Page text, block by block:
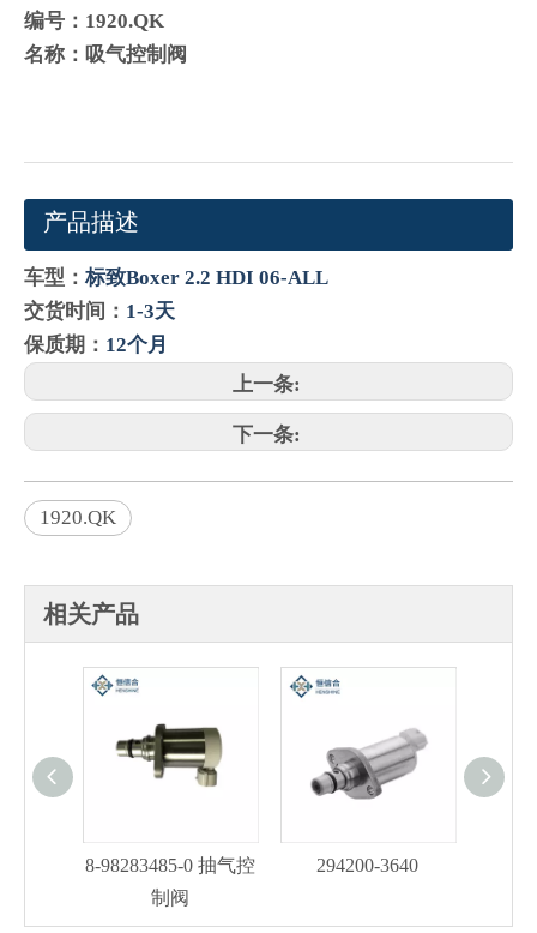
编号：1920.QK
名称：吸气控制阀
产品描述
车型： 标致Boxer 2.2 HDI 06-ALL
交货时间： 1-3天
保质期： 12个月
上一条:
下一条:
1920.QK
相关产品
8-98283485-0 抽气控
制阀
294200-3640